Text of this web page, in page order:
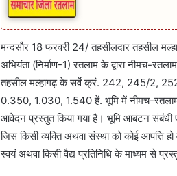
मन्दसौर 18 फरवरी 24/ तहसीलदार तहसील
अभियंता (निर्माण-1) रतलाम के द्वारा नीमच-
तहसील मल्‍हागढ़ के सर्वे क्रं. 242, 245/2,
0.350, 1.030, 1.540 हें. भूमि में नीमच-
आवेदन प्रस्‍तुत किया गया है। भूमि आबंटन संबंधी
जिस किसी व्‍यक्ति अथवा संस्‍था को कोई आपत्ति
स्‍वयं अथवा किसी वैद्य प्रतिनिधि के माध्‍यम से